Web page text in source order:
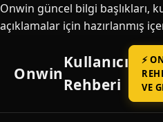
Onwin güncel bilgi başlıkları,
açıklamalar için hazırlanmış
Onwin
Kullanıcı
Rehberi
⚡
VE